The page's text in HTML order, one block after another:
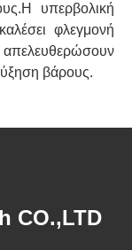
υπερβολική
φλεγμονή
βάρους.
CO.,LTD